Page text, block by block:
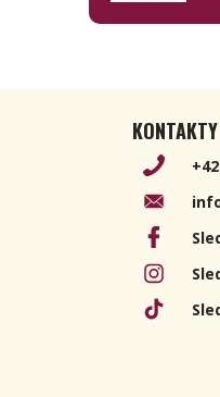
KONTAKTY